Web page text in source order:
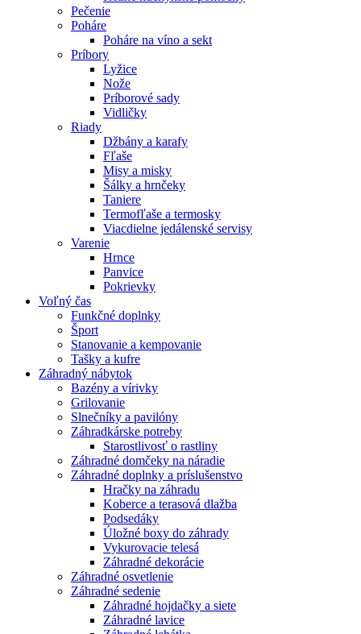
Pečenie
Poháre
Poháre na víno a sekt
Príbory
Lyžice
Nože
Príborové sady
Vidličky
Riady
Džbány a karafy
Fľaše
Misy a misky
Šálky a hrnčeky
Taniere
Termofľaše a termosky
Viacdielne jedálenské servisy
Varenie
Hrnce
Panvice
Pokrievky
Voľný čas
Funkčné doplnky
Šport
Stanovanie a kempovanie
Tašky a kufre
Záhradný nábytok
Bazény a vírivky
Grilovanie
Slnečníky a pavilóny
Záhradkárske potreby
Starostlivosť o rastliny
Záhradné domčeky na náradie
Záhradné doplnky a príslušenstvo
Hračky na záhradu
Koberce a terasová dlažba
Podsedáky
Úložné boxy do záhrady
Vykurovacie telesá
Záhradné dekorácie
Záhradné osvetlenie
Záhradné sedenie
Záhradné hojdačky a siete
Záhradné lavice